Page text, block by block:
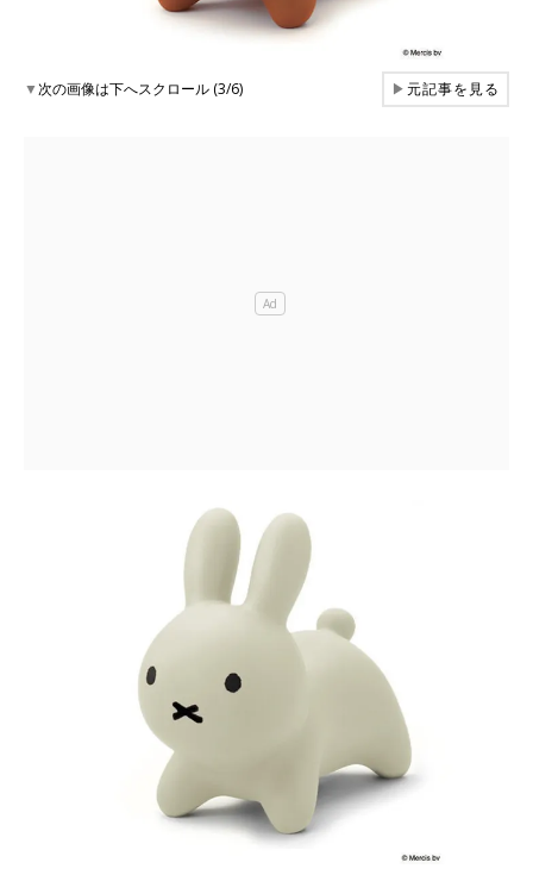
▼次の画像は下へスクロール (3/6) ▶元記事を見る